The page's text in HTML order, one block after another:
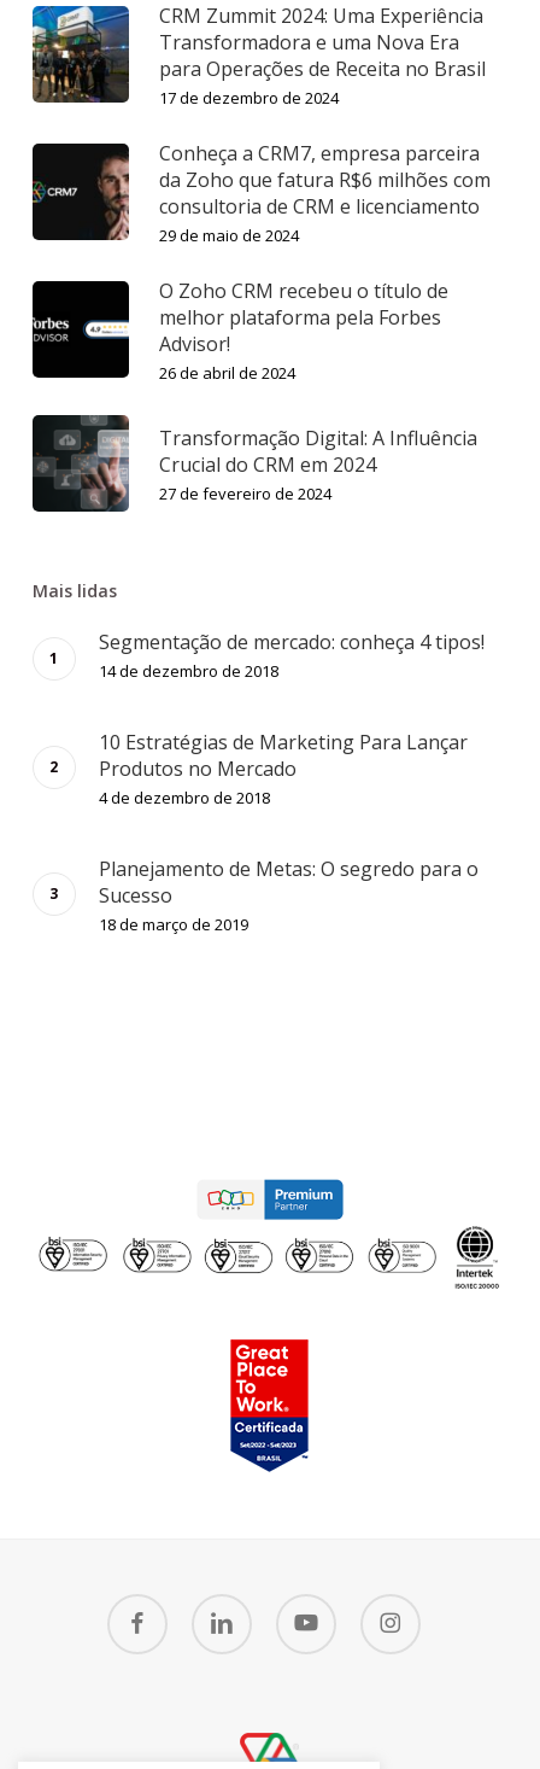
CRM Zummit 2024: Uma Experiência
Transformadora e uma Nova Era
para Operações de Receita no Brasil
17 de dezembro de 2024
Conheça a CRM7, empresa parceira
da Zoho que fatura R$6 milhões com
consultoria de CRM e licenciamento
29 de maio de 2024
O Zoho CRM recebeu o título de
melhor plataforma pela Forbes
Advisor!
26 de abril de 2024
Transformação Digital: A Influência
Crucial do CRM em 2024
27 de fevereiro de 2024
Mais lidas
Segmentação de mercado: conheça 4 tipos!
14 de dezembro de 2018
10 Estratégias de Marketing Para Lançar
Produtos no Mercado
4 de dezembro de 2018
Planejamento de Metas: O segredo para o
Sucesso
18 de março de 2019
facebook linkedin youtube instagram